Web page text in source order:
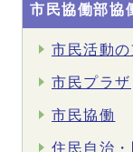
市民協働部協
市民活動の
市民プラザ
市民協働
住民自治・